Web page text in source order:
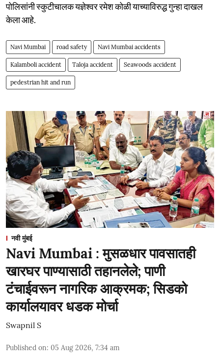
पोलिसांनी स्कुटीचालक यज्ञेश्वर रमेश कोळी याच्याविरुद्ध गुन्हा दाखल
केला आहे.
Navi Mumbai road safety Navi Mumbai accidents
Kalamboli accident Taloja accident Seawoods accident
pedestrian hit and run
नवी मुंबई
Navi Mumbai : मुसळधार पावसातही
खारघर पाण्यासाठी तहानलेले; पाणी
टंचाईवरून नागरिक आक्रमक; सिडको
कार्यालयावर धडक मोर्चा
Swapnil S
Published on: 05 Aug 2026, 7:34 am